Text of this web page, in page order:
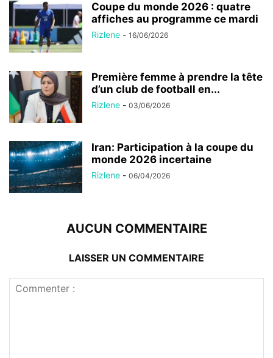
Coupe du monde 2026 : quatre
affiches au programme ce mardi
Rizlene - 16/06/2026
Première femme à prendre la tête
d’un club de football en...
Rizlene - 03/06/2026
Iran: Participation à la coupe du
monde 2026 incertaine
Rizlene - 06/04/2026
AUCUN COMMENTAIRE
LAISSER UN COMMENTAIRE